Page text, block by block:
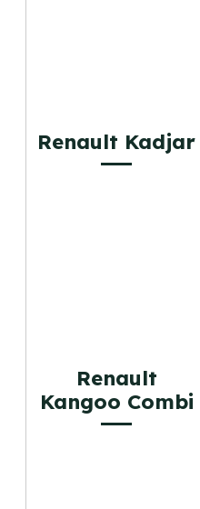
Renault Kadjar
Renault
Kangoo Combi